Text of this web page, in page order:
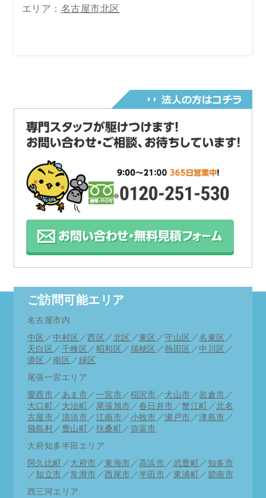
エリア： 名古屋市北区
ご訪問可能エリア
名古屋市内
中区 ／中村区 ／ 西区 ／ 北区 ／東区 ／守山区 ／名東区 ／
天白区 ／ 千種区 ／ 昭和区 ／ 瑞穂区 ／ 熱田区 ／中川区 ／
港区 ／南区 ／ 緑区
尾張一宮エリア
愛西市 ／ あま市 ／ 一宮市 ／ 稲沢市 ／ 犬山市 ／岩倉市 ／
大口町
／ 大治町 ／ 尾張旭市 ／ 春日井市 ／蟹江町 ／北名
古屋市 ／ 清須市 ／ 江南市 ／ 小牧市 ／瀬戸市 ／津島市 ／
飛島村 ／ 豊山町 ／ 扶桑町 ／ 弥富市
大府知多半田エリア
阿久比町 ／ 大府市 ／東海市 ／ 高浜市 ／ 武豊町 ／ 知多市
／知立市 ／常滑市 ／ 西尾市 ／半田市 ／ 東浦町 ／ 碧南市
西三河エリア